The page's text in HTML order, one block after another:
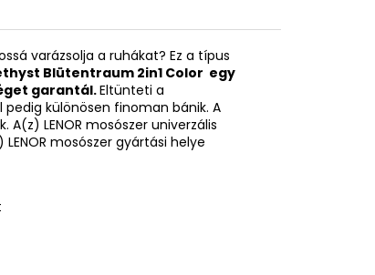
varázsolja a ruhákat? Ez a típus
Blütentraum 2in1 Color egy
garantál.Eltünteti a
különösen finoman bánik. A
LENOR mosószer univerzális
mosószer gyártási helye